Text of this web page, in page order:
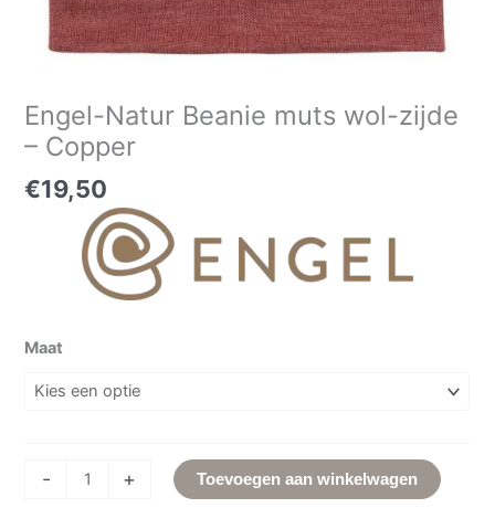
Engel-Natur Beanie muts wol-zijde
– Copper
€19,50
Maat
- + Toevoegen aan winkelwagen